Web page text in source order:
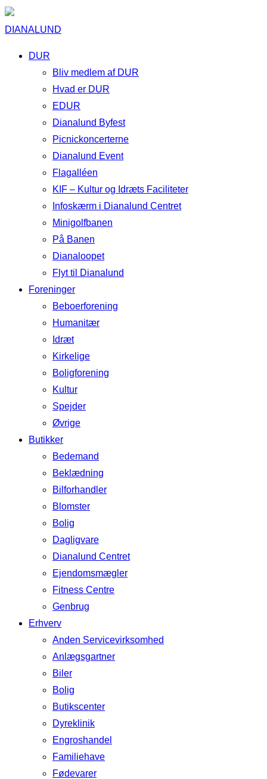
DIANALUND
DUR
Bliv medlem af DUR
Hvad er DUR
EDUR
Dianalund Byfest
Picnickoncerterne
Dianalund Event
Flagalléen
KIF – Kultur og Idræts Faciliteter
Infoskærm i Dianalund Centret
Minigolfbanen
På Banen
Dianaloopet
Flyt til Dianalund
Foreninger
Beboerforening
Humanitær
Idræt
Kirkelige
Boligforening
Kultur
Spejder
Øvrige
Butikker
Bedemand
Beklædning
Bilforhandler
Blomster
Bolig
Dagligvare
Dianalund Centret
Ejendomsmægler
Fitness Centre
Genbrug
Erhverv
Anden Servicevirksomhed
Anlægsgartner
Biler
Bolig
Butikscenter
Dyreklinik
Engroshandel
Familiehave
Fødevarer